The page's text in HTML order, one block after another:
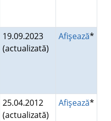
19.09.2023
(actualizată)
Afişează*
25.04.2012
(actualizată)
Afişează*